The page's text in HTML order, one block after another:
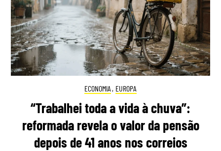
ECONOMIA , EUROPA
“Trabalhei toda a vida à chuva”:
reformada revela o valor da pensão
depois de 41 anos nos correios